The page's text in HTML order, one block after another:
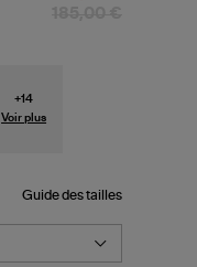
+14
Voir plus
Guide des tailles